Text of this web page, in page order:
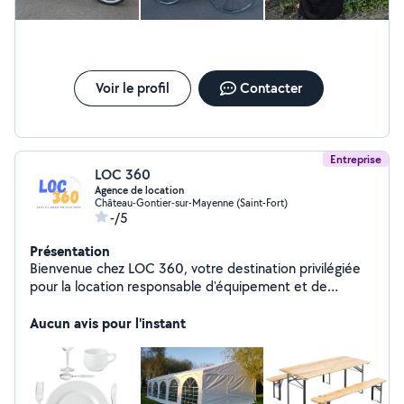
Voir le profil Contacter
Entreprise
LOC 360
Agence de location
Château-Gontier-sur-Mayenne (Saint-Fort)
-/5
Présentation
Bienvenue chez LOC 360, votre destination privilégiée
pour la location responsable d'équipement et de
Verte Faire le choix de la location plutôt que l'achat
En optant pour nos services de location chez LOC 360,
vous participez activement à la préservation de
l'environnement. En prolongeant la durée de vie des
Aucun avis pour l'instant